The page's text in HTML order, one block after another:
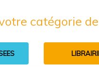
catégorie